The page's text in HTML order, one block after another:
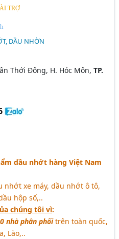
- Kinh Doanh Và
Xăng Dầu (32)
Vĩnh Phúc
Lai
Hà Nam
TRỢ
DẦU NHỜN
Thới Đông, H. Hóc Môn,TP.
dầu nhớt hàng Việt Nam
nhớt xe máy, dầu nhớt ô tô,
hộp số,..
chúng tôi vì:
nhà phân phốitrên toàn quốc,
Lào,..